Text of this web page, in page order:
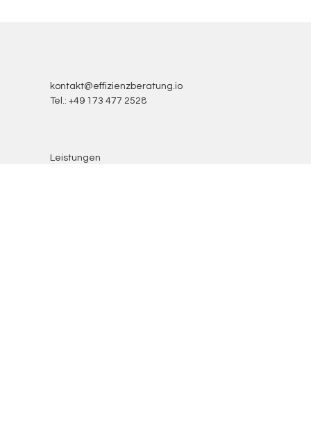
kontakt@effizienzberatung.io
Tel.: +49 173 477 2528
Leistungen